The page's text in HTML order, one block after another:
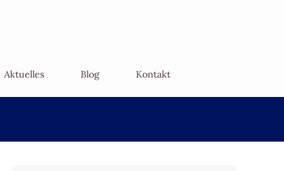
Aktuelles Blog Kontakt